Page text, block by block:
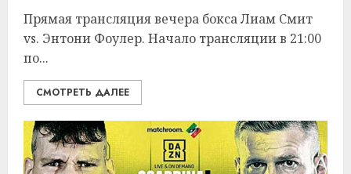
Прямая трансляция вечера бокса Лиам Смит
vs. Энтони Фоулер. Начало трансляции в 21:00
по...
СМОТРЕТЬ ДАЛЕЕ